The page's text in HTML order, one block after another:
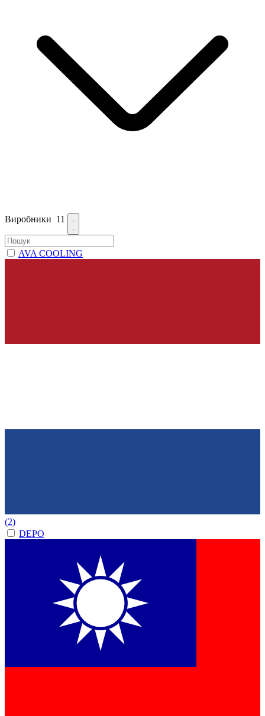
Виробники 11
AVA COOLING
(2)
DEPO